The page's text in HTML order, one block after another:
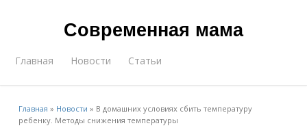
Современная мама
Главная Новости Статьи
Главная » Новости » В домашних условиях сбить температуру
ребенку. Методы снижения температуры